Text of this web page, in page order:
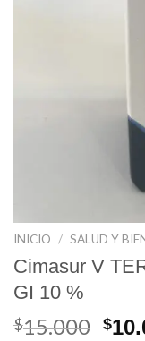
INICIO / SALUD Y
Cimasur V
GI 10 %
$15.000 El
$